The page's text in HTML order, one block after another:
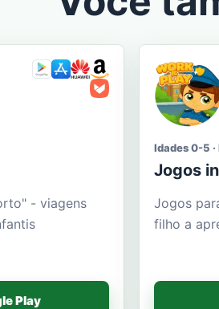
- viagens
Play
Idades 0-5
Jogos
Jogos
filho a